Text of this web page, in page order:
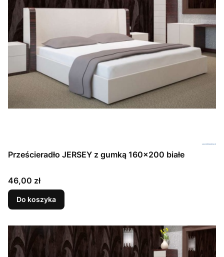
Prześcieradło JERSEY z gumką 160x200 białe
Cena
46,00 zł
Do koszyka